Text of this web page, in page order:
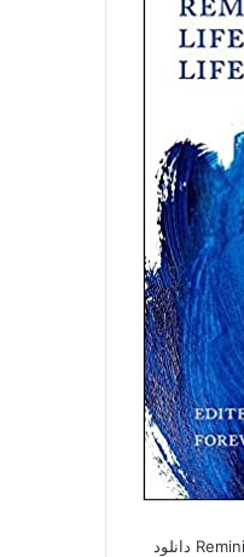
Reminiscence Life Review and Life Story Work دانلود